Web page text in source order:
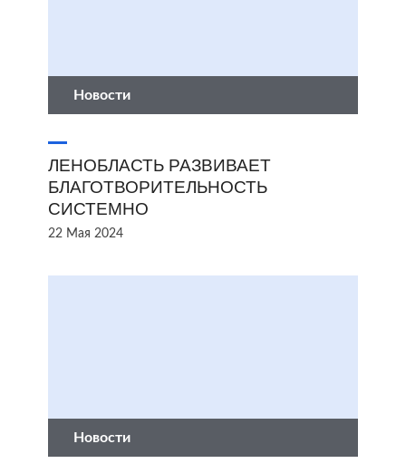
Новости
ЛЕНОБЛАСТЬ РАЗВИВАЕТ
БЛАГОТВОРИТЕЛЬНОСТЬ
СИСТЕМНО
22 Мая 2024
Новости